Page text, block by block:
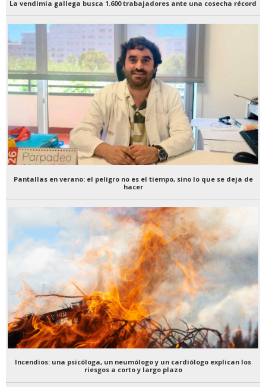
La vendimia gallega busca 1.600 trabajadores ante una cosecha récord
Pantallas en verano: el peligro no es el tiempo, sino lo que se deja de
hacer
Incendios: una psicóloga, un neumólogo y un cardiólogo explican los
riesgos a corto y largo plazo